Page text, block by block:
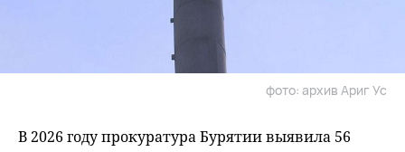
фото: архив Ариг Ус
В 2026 году прокуратура Бурятии выявила 56